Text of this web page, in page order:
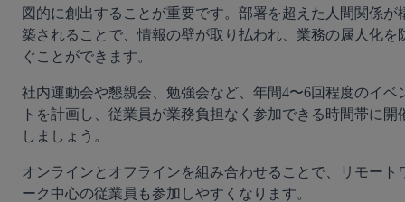
図的に創出することが重要です。部署を超えた人間関係が
築されることで、情報の壁が取り払われ、業務の属人化を
ぐことができます。
社内運動会や懇親会、勉強会など、年間4〜6回程度のイベ
トを計画し、従業員が業務負担なく参加できる時間帯に開
しましょう。
オンラインとオフラインを組み合わせることで、リモート
ーク中心の従業員も参加しやすくなります。